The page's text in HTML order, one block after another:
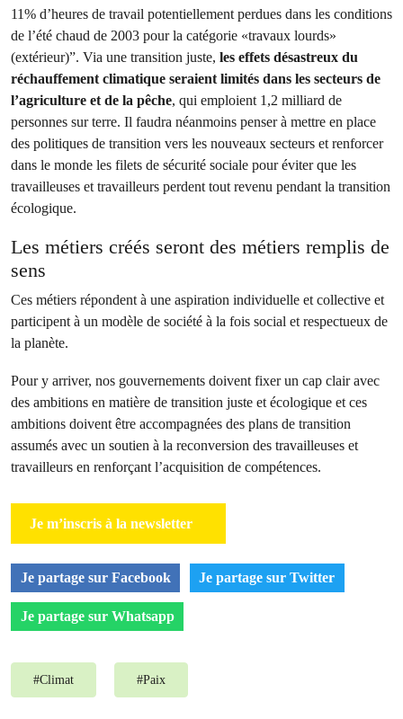
11% d’heures de travail potentiellement perdues dans les conditions
de l’été chaud de 2003 pour la catégorie «travaux lourds»
(extérieur)”. Via une transition juste, les effets désastreux du
réchauffement climatique seraient limités dans les secteurs de
l’agriculture et de la pêche, qui emploient 1,2 milliard de
personnes sur terre. Il faudra néanmoins penser à mettre en place
des politiques de transition vers les nouveaux secteurs et renforcer
dans le monde les filets de sécurité sociale pour éviter que les
travailleuses et travailleurs perdent tout revenu pendant la transition
écologique.
Les métiers créés seront des métiers remplis de
sens
Ces métiers répondent à une aspiration individuelle et collective et
participent à un modèle de société à la fois social et respectueux de
la planète.
Pour y arriver, nos gouvernements doivent fixer un cap clair avec
des ambitions en matière de transition juste et écologique et ces
ambitions doivent être accompagnées des plans de transition
assumés avec un soutien à la reconversion des travailleuses et
travailleurs en renforçant l’acquisition de compétences.
Je m’inscris à la newsletter
Je partage sur Facebook Je partage sur Twitter
Je partage sur Whatsapp
#Climat #Paix